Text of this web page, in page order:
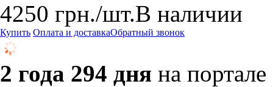
4250 грн./шт.В наличии
Купить Оплата и доставкаОбратный звонок
2 года 294 дня на портале